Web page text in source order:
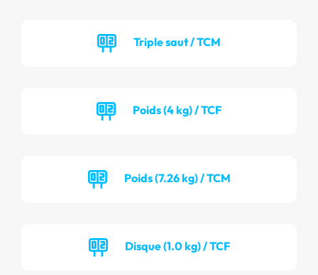
Triple saut / TCM
Poids (4 kg) / TCF
Poids (7.26 kg) / TCM
Disque (1.0 kg) / TCF